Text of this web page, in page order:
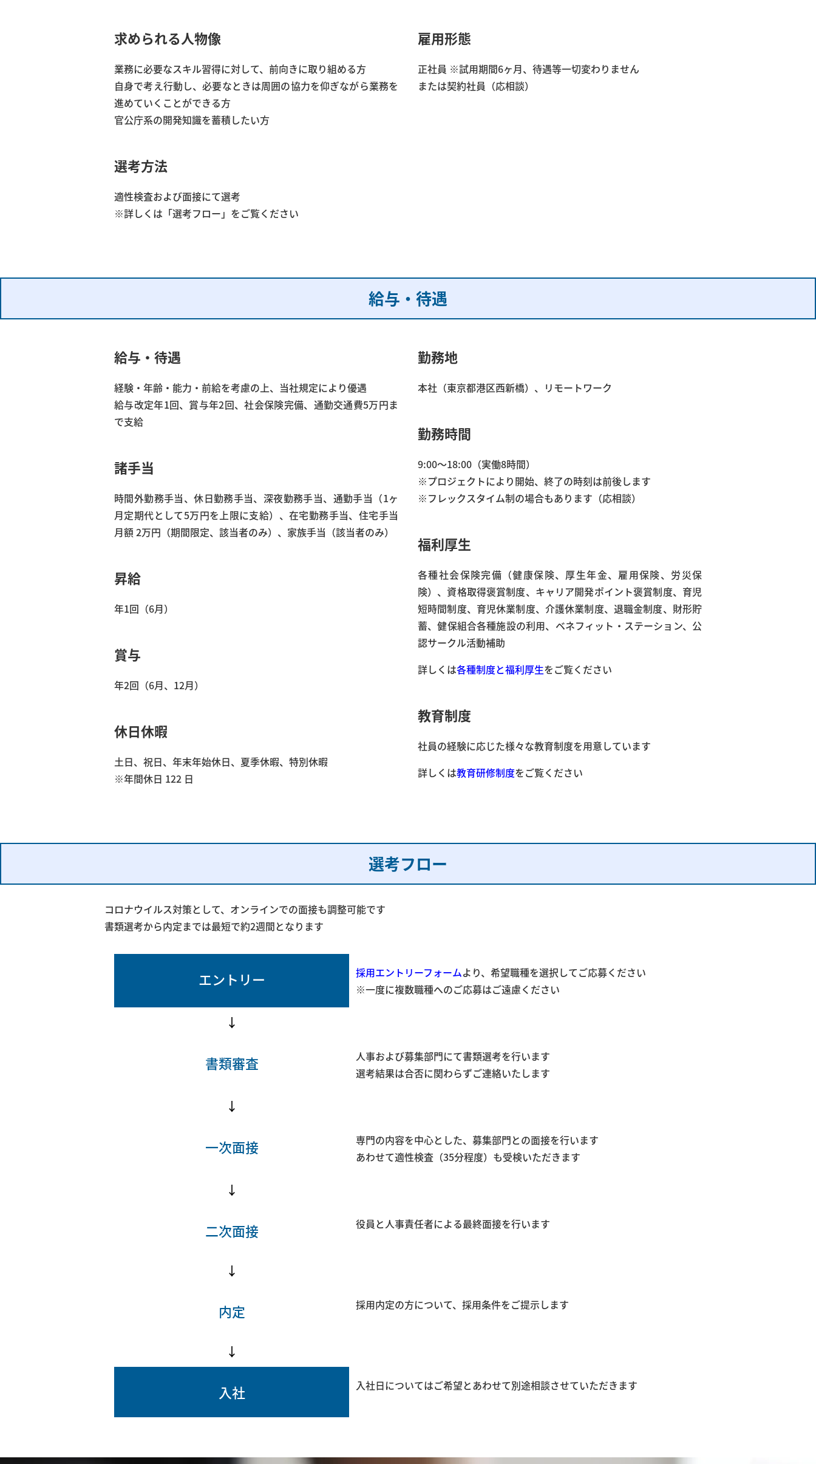
求められる人物像
業務に必要なスキル習得に対して、前向きに取り組める方
自身で考え行動し、必要なときは周囲の協力を仰ぎながら業務を
進めていくことができる方
官公庁系の開発知識を蓄積したい方
雇用形態
正社員 ※試用期間6ヶ月、待遇等一切変わりません
または契約社員（応相談）
選考方法
適性検査および面接にて選考
※詳しくは「選考フロー」をご覧ください
給与・待遇
給与・待遇
経験・年齢・能力・前給を考慮の上、当社規定により優遇
給与改定年1回、賞与年2回、社会保険完備、通勤交通費5万円ま
で支給
諸手当
時間外勤務手当、休日勤務手当、深夜勤務手当、通勤手当（1ヶ
月定期代として5万円を上限に支給）、在宅勤務手当、住宅手当
月額 2万円（期間限定、該当者のみ）、家族手当（該当者のみ）
昇給
年1回（6月）
賞与
年2回（6月、12月）
休日休暇
土日、祝日、年末年始休日、夏季休暇、特別休暇
※年間休日 122 日
勤務地
本社（東京都港区西新橋）、リモートワーク
勤務時間
9:00～18:00（実働8時間）
※プロジェクトにより開始、終了の時刻は前後します
※フレックスタイム制の場合もあります（応相談）
福利厚生
各種社会保険完備（健康保険、厚生年金、雇用保険、労災保
険）、資格取得褒賞制度、キャリア開発ポイント褒賞制度、育児
短時間制度、育児休業制度、介護休業制度、退職金制度、財形貯
蓄、健保組合各種施設の利用、ベネフィット・ステーション、公
認サークル活動補助
詳しくは各種制度と福利厚生をご覧ください
教育制度
社員の経験に応じた様々な教育制度を用意しています
詳しくは教育研修制度をご覧ください
選考フロー
コロナウイルス対策として、オンラインでの面接も調整可能です
書類選考から内定までは最短で約2週間となります
エントリー 採用エントリーフォームより、希望職種を選択してご応募ください
※一度に複数職種へのご応募はご遠慮ください
↓
書類審査
人事および募集部門にて書類選考を行います
選考結果は合否に関わらずご連絡いたします
↓
一次面接
専門の内容を中心とした、募集部門との面接を行います
あわせて適性検査（35分程度）も受検いただきます
↓
二次面接 役員と人事責任者による最終面接を行います
↓
内定 採用内定の方について、採用条件をご提示します
↓
入社 入社日についてはご希望とあわせて別途相談させていただきます